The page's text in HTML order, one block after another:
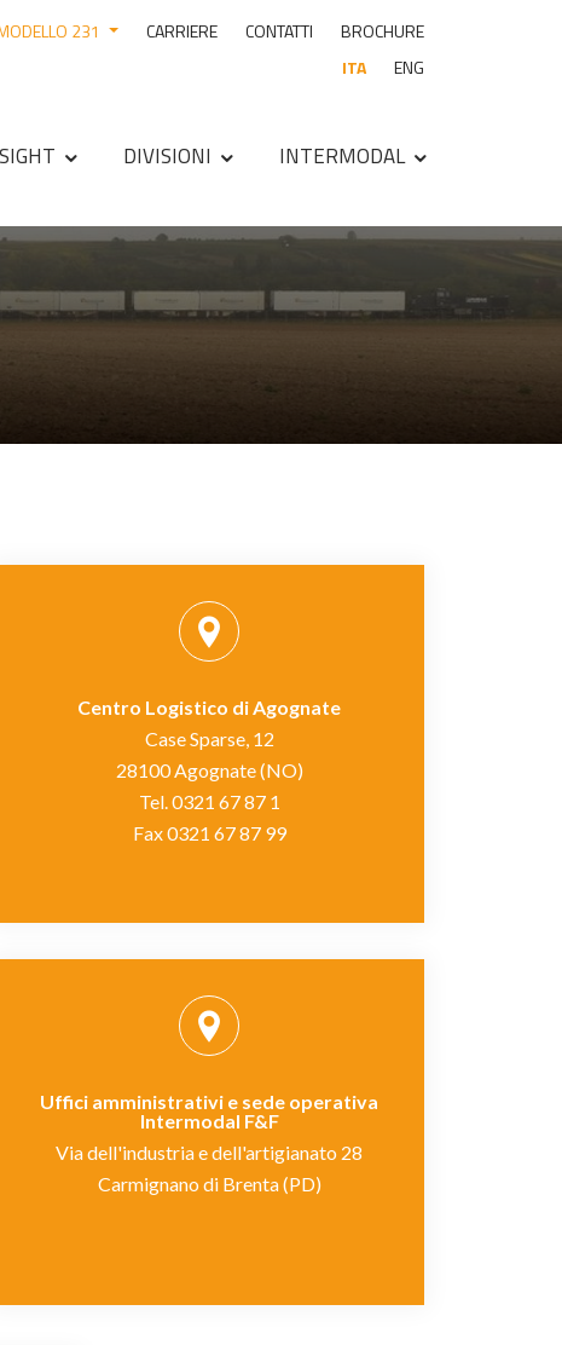
231 CARRIERE CONTATTI
BROCHURE
ITA
ENG
DIVISIONI INTERMODAL
Centro Logistico di Agognate
Case Sparse, 12
28100 Agognate (NO)
Tel. 0321 67 87 1
Fax 0321 67 87 99
Uffici amministrativi e sede operativa
Intermodal F&F
Via dell'industria e dell'artigianato 28
Carmignano di Brenta (PD)